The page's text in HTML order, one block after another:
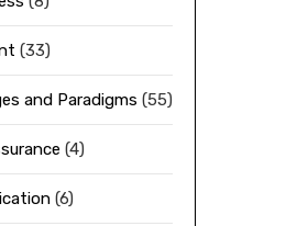
(33)
and Paradigms (55)
(4)
(6)